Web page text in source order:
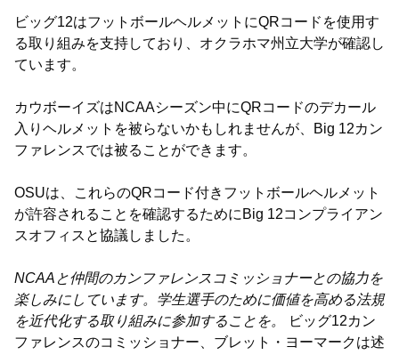
ビッグ12はフットボールヘルメットにQRコードを使用す
る取り組みを支持しており、オクラホマ州立大学が確認し
ています。
カウボーイズはNCAAシーズン中にQRコードのデカール
入りヘルメットを被らないかもしれませんが、Big 12カン
ファレンスでは被ることができます。
OSUは、これらのQRコード付きフットボールヘルメット
が許容されることを確認するためにBig 12コンプライアン
スオフィスと協議しました。
NCAAと仲間のカンファレンスコミッショナーとの協力を
楽しみにしています。学生選手のために価値を高める法規
を近代化する取り組みに参加することを。
ビッグ12カン
ファレンスのコミッショナー、ブレット・ヨーマークは述